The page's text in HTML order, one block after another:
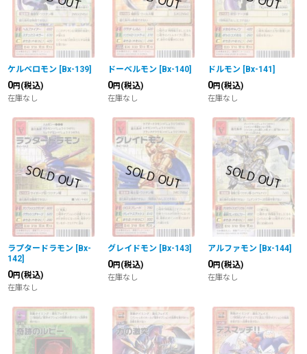
ケルベロモン [Bx-139]
0円 (税込)
在庫なし
ドーベルモン [Bx-140]
0円 (税込)
在庫なし
ドルモン [Bx-141 ]
0円 (税込)
在庫なし
ラプタードラモン [Bx-
142]
0円 (税込)
在庫なし
グレイドモン [Bx-143]
0円 (税込)
在庫なし
アルファモン [Bx-144]
0円 (税込)
在庫なし